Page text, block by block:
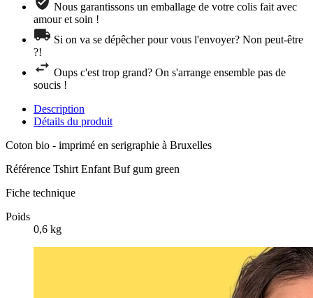
Nous garantissons un emballage de votre colis fait avec
amour et soin !
Si on va se dépêcher pour vous l'envoyer? Non peut-être
?!
Oups c'est trop grand? On s'arrange ensemble pas de
soucis !
Description
Détails du produit
Coton bio - imprimé en serigraphie à Bruxelles
Référence Tshirt Enfant Buf gum green
Fiche technique
Poids
0,6 kg